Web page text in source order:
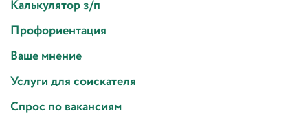
Калькулятор з/п
Профориентация
Ваше мнение
Услуги для соискателя
Спрос по вакансиям